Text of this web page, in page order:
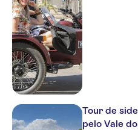
Tour de
pelo Vale